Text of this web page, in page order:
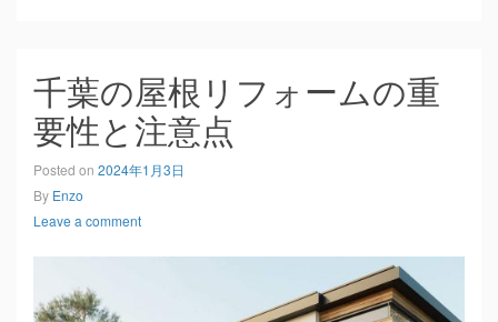
千葉の屋根リフォームの重
要性と注意点
Posted on 2024年1月3日
By Enzo
Leave a comment